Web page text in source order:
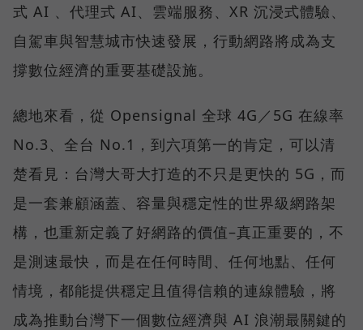
式 AI 、代理式 AI、雲端服務、XR 沉浸式體驗、
自駕車與智慧城市快速發展，行動網路將成為支
撐數位經濟的重要基礎設施。
總地來看，從 Opensignal 全球 4G／5G 在線率
No.3、全台 No.1，到六項第一的肯定，可以清
楚看見：台灣大哥大打造的不只是更快的 5G，而
是一套兼顧涵蓋、容量與穩定性的世界級網路架
構，也重新定義了好網路的價值–真正重要的，不
是測速最快，而是在任何時間、任何地點、任何
情境，都能提供穩定且值得信賴的連線體驗，將
成為推動台灣下一個數位經濟與 AI 浪潮最關鍵的